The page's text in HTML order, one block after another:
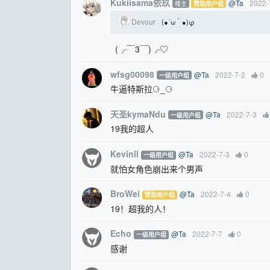
楼主 赞助用户组 @Ta 2022-
Devour
(●´ω｀●)φ
(╭￣3￣)╭♡
wfsg00098 一级用户组 @Ta 2022-7-2 0
牛逼特斯拉⚆_⚆
天圣kymaNdu 一级用户组 @Ta 2022-7-3
19我的超人
Kevinll 一级用户组 @Ta 2022-7-3 0
就怕女角色崩出来个男声
BroWei 赞助用户组 @Ta 2022-7-4 0
19！超我的人！
Echo 一级用户组 @Ta 2022-7-7 0
感谢